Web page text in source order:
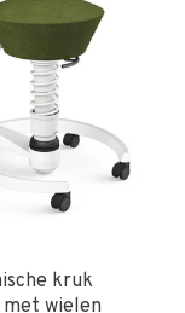
kruk
met wielen